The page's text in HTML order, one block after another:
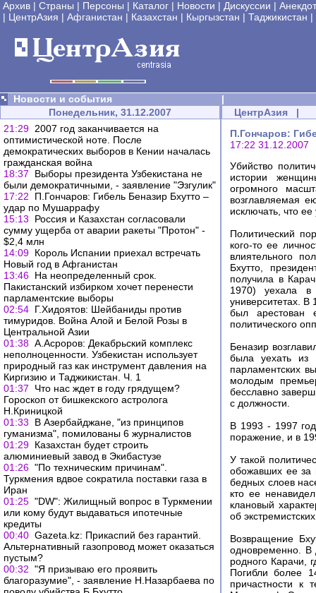
Архив | Страны | Персоны | Каталог | Новости | Дискуссии |
| ЦентрАзия | Афганистан | Казахстан | Кыргызстан | Таджикистан |
Новости и события
|
Понедельник, 31.12.2007
21:29 2007 год заканчивается на
оптимистической ноте. После
демократических выборов в Кении началась
гражданская война
18:37
Выборы президента Узбекистана не
были демократичными, - заявление "Эзгулик"
17:22
П.Гончаров: Гибель Беназир Бхутто –
удар по Мушаррафу
15:13
Россия и Казахстан согласовали
сумму ущерба от аварии ракеты "Протон" -
$2,4 млн
14:09 Король Испании приехал встречать
Новый год в Афганистан
13:46 На неопределенный срок.
Пакистанский избирком хочет перенести
парламентские выборы
02:54 Г.Хидоятов: Шейбаниды против
тимуридов. Война Алой и Белой Розы в
Центральной Азии
01:38 А.Асроров: Декабрьский комплекс
неполноценности. Узбекистан использует
природный газ как инструмент давления на
Киргизию и Таджикистан. Ч. 1
01:37
Что нас ждет в году грядущем?
Гороскоп от бишкекского астролога
Н.Криницкой
01:33
В Азербайджане, "из принципов
гуманизма", помилованы 6 журналистов
01:29 Казахстан будет строить
алюминиевый завод в Экибастузе
01:26 "По техническим причинам".
Туркмения вдвое сократила поставки газа в
Иран
01:25 "DW": Жилищный вопрос в Туркмении
или кому будут выдаваться ипотечные
кредиты
00:40 Gazeta.kz: Прикаспий без гарантий.
Альтернативный газопровод может оказаться
пустым?
00:32 "Я призываю его проявить
благоразумие", - заявление Н.Назарбаева по
ЦентрАзия |
П.Гончаров:
17:22 31.12.2007
Убийство
истории
огромного
возглавляемая
исключать, что
Политический
кого-то ее
влиятельного
Бхутто,
получила в
1970) уехала
университетах. В
был арестован
политического
Беназир
была уехать из
парламентских
молодым
бесславно
с должности.
В 1993 - 1997
поражение, и в
У такой
обожавших ее за
бедных слоев
кто ее
клановый
об
Возвращение
одновременно. В
родного Карачи,
Погибли более
причастности к